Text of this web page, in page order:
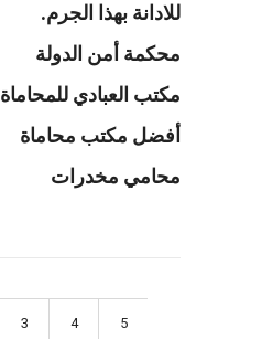
للادانة بهذا الجرم.
محكمة أمن الدولة
مكتب العبادي للمحاماة
أفضل مكتب محاماة
محامي مخدرات
3 4 5